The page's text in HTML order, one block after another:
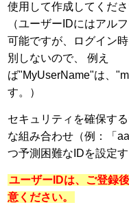
使用して作成してくださ
（ユーザーIDにはアル
可能ですが、ログイン
別しないので、 例え
ば"MyUserName"は、
す。）
セキュリティを確保す
な組み合わせ（例：「
つ予測困難なIDを設定
ユーザーIDは、ご登録
意ください。